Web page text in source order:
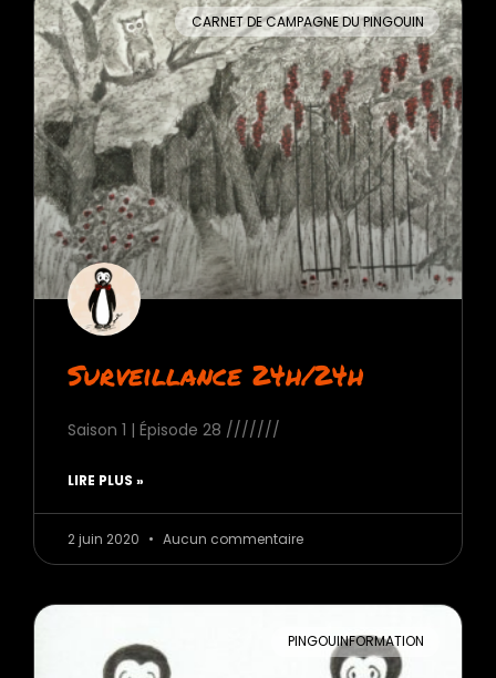
CARNET DE CAMPAGNE DU PINGOUIN
Surveillance 24h/24h
Saison 1 | Épisode 28 ///////
LIRE PLUS »
2 juin 2020 Aucun commentaire
PINGOUINFORMATION